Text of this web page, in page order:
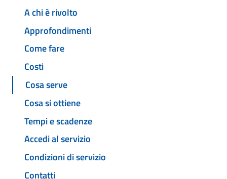
A chi è rivolto
Approfondimenti
Come fare
Costi
Cosa serve
Cosa si ottiene
Tempi e scadenze
Accedi al servizio
Condizioni di servizio
Contatti